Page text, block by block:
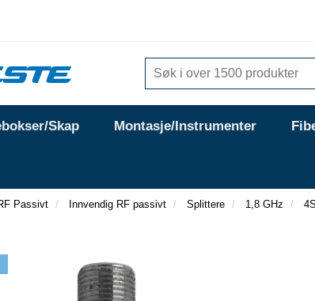
Skap Montasje/Instrumenter
Passivt Innvendig RF passivt Splittere 1,8 GHz